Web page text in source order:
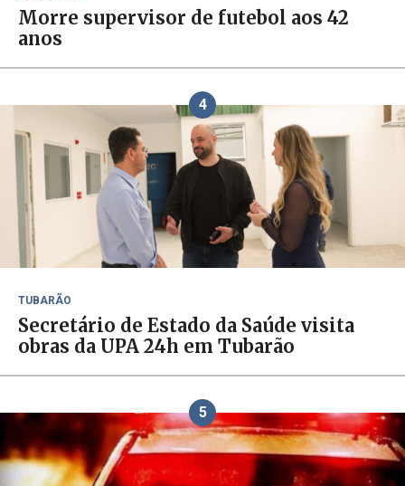
Morre supervisor de futebol aos 42
anos
4
TUBARÃO
Secretário de Estado da Saúde visita
obras da UPA 24h em Tubarão
5